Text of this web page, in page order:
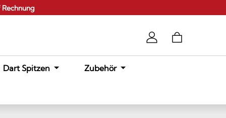
Dart Spitzen Zubehör